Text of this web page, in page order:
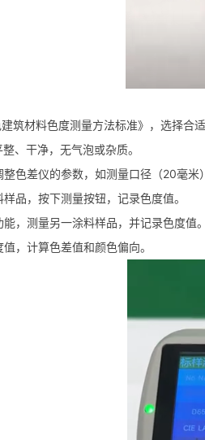
筑材料色度测量方法标准》，选择合
、干净，无气泡或杂质。
色差仪的参数，如测量口径（20毫米
品，按下测量按钮，记录色度值。
，测量另一涂料样品，并记录色度值。
，计算色差值和颜色偏向。